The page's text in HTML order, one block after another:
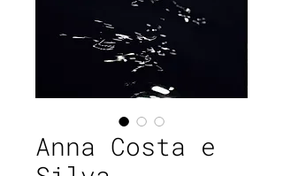
Anna Costa e